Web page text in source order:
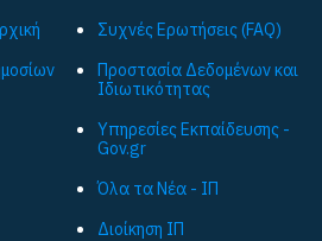
Συχνές Ερωτήσεις (FAQ)
Προστασία Δεδομένων και
Ιδιωτικότητας
Υπηρεσίες Εκπαίδευσης -
Gov.gr
Όλα τα Νέα - ΙΠ
Διοίκηση ΙΠ